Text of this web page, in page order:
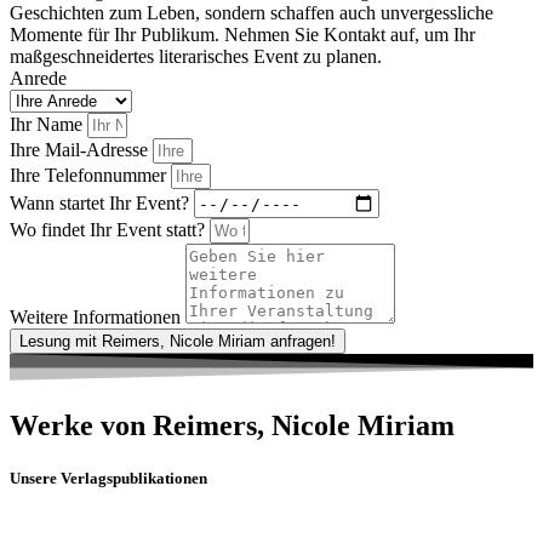
Geschichten zum Leben, sondern schaffen auch unvergessliche
Momente für Ihr Publikum. Nehmen Sie Kontakt auf, um Ihr
maßgeschneidertes literarisches Event zu planen.
Anrede
Ihr Name
Ihre Mail-Adresse
Ihre Telefonnummer
Wann startet Ihr Event?
Wo findet Ihr Event statt?
Weitere Informationen
Lesung mit Reimers, Nicole Miriam anfragen!
Werke von Reimers, Nicole Miriam
Unsere Verlagspublikationen